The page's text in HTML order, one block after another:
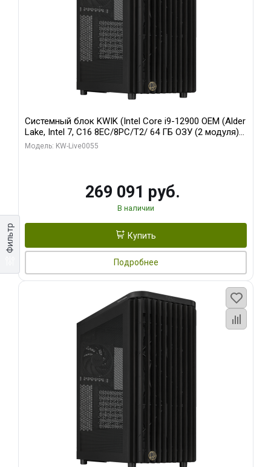
Фильтр
Системный блок KWIK (Intel Core i9-12900 OEM (Alder
Lake, Intel 7, C16 8EC/8PC/T2/ 64 ГБ ОЗУ (2 модуля)/
MSI RTX5080 SHADOW 3X OC 16GB GDDR7 256bit 3xDP
Модель: KW-Live0055
269 091 руб.
В наличии
Купить
Подробнее